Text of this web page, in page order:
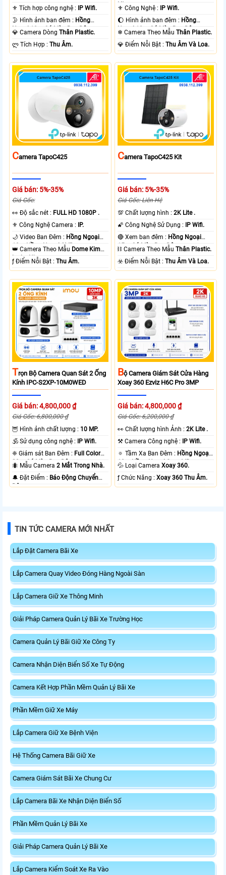
⚜️ Tích hợp công nghệ : IP Wifi.
🌛 Hình ảnh ban đêm : Hồng
Ngoại 10m Có Màu Ban Ðêm.
💎 Camera DòngThân Plastic.
️ლ Tích Hợp :Thu Âm.
Lite .
⚜️ Công Nghệ : IP Wifi.
🌔 Hình ảnh ban đêm : Hồng
Ngoại 10m Có Màu Ban Ðêm.
❄ Camera Theo MẫuThân Plastic.
️💎 Điểm Nỗi Bật :Thu Âm Và Loa.
CAmera TapoC425
Giá bán: 5%-35%
Giá Gốc:
️👀 Độ sắc nét : FULL HD 1080P .
⚜️ Công Nghệ Camera : IP.
🌙 Video Ban Đêm : Hồng Ngoại
10m Hồng Ngoại SMD.
👑 Camera Theo Mẫu Dome Kim
loại + Nhựa.
️ƒ Điểm Nỗi Bật :Thu Âm.
CAmera TapoC425 Kit
Giá bán: 5%-35%
Giá Gốc: Liên Hệ
💯 Chất lượng hình :2K Lite .
🌠 Công Nghệ Sử Dụng : IP Wifi.
🔴 Xem ban đêm : Hồng Ngoại
15m Có Màu Ban Ðêm.
⛓ Camera Theo MẫuThân Plastic.
️☣️ Điểm Nỗi Bật :Thu Âm Và Loa.
TRọn Bộ Camera Quan Sát 2 Ống
Kính IPC-S2XP-10M0WED
Giá bán: 4,800,000 ₫
Giá Gốc: 6,800,000 ₫
🦉 Hình ảnh chất lượng : 10 MP.
🕉️ Sử dụng công nghệ :
IP Wifi.
❈ Giám sát Ban Đêm : Full Color
20m Có Màu Ban Ðêm.
🐜 Mẫu Camera2 Mắt Trong Nhà.
️🔔 Đặt Điểm : Báo Động Chuyển
Động.
BỘ Camera Giám Sát Cửa Hàng
Xoay 360 Ezviz H6C Pro 3MP
Giá bán: 4,800,000 ₫
Giá Gốc: 6,200,000 ₫
️👀 Chất lượng hình Ảnh :2K Lite .
⚒ Camera Công nghệ :
IP Wifi.
🔅 Tầm Xa Ban Đêm : Hồng Ngoại
10m Hồng Ngoại Smart IR.
💦 Loại CameraXoay 360.
️ƒ Chức Năng :Xoay 360 Thu Âm.
TIN TỨC CAMERA MỚI NHẤT
Lắp Đặt Camera Bãi Xe
Lắp Camera Quay Video Đóng Hàng Ngoài Sàn
Lắp Camera Giữ Xe Thông Minh
Giải Pháp Camera Quản Lý Bãi Xe Trường Học
Camera Quản Lý Bãi Giữ Xe Công Ty
Camera Nhận Diện Biển Số Xe Tự Động
Camera Kết Hợp Phần Mềm Quản Lý Bãi Xe
Phần Mềm Giữ Xe Máy
Lắp Camera Giữ Xe Bệnh Viện
Hệ Thống Camera Bãi Giữ Xe
Camera Giám Sát Bãi Xe Chung Cư
Lắp Camera Bãi Xe Nhận Diện Biển Số
Phần Mềm Quản Lý Bãi Xe
Giải Pháp Camera Quản Lý Bãi Xe
Lắp Camera Kiểm Soát Xe Ra Vào